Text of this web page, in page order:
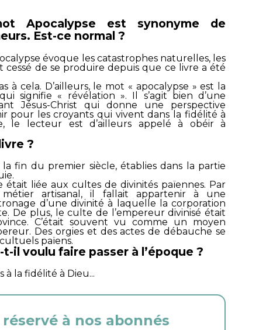
Apocalypse est synonyme de
Est-ce normal ?
évoque les catastrophes naturelles, les
cessé de se produire depuis que ce livre a été
à cela. D’ailleurs, le mot « apocalypse » est la
signifie « révélation ». Il s’agit bien d’une
Jésus-Christ qui donne une perspective
pour les croyants qui vivent dans la fidélité à
le lecteur est d’ailleurs appelé à obéir à
?
la fin du premier siècle, établies dans la partie
était liée aux cultes de divinités païennes. Par
artisanal, il fallait appartenir à une
d’une divinité à laquelle la corporation
De plus, le culte de l’empereur divinisé était
C’était souvent vu comme un moyen
Des orgies et des actes de débauche se
païens.
il voulu faire passer à l’époque ?
à la fidélité à Dieu...
à nos abonnés